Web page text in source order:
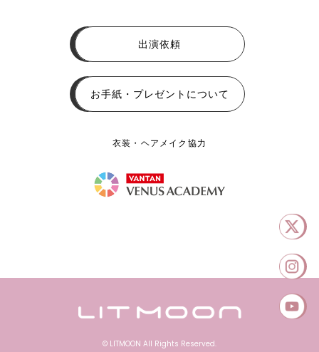
出演依頼
お手紙・プレゼントについて
衣装・ヘアメイク協力
© LITMOON All Rights Reserved.